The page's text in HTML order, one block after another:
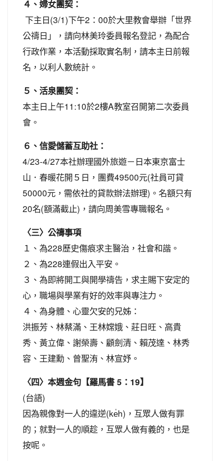
４、婦女團契：
下主日(3/1)下午2：00於大里教會舉辦「世界
公禱日」，請向林美玲委員報名登記，為配合
行政作業，本活動採取實名制，請本主日前報
名，以利人數統計。
５、活泉團契：
本主日上午11:10於2樓A教室召開第二次委員
會。
６、信愛儲蓄互助社：
4/23-4/27本社辦理國外旅遊－日本東京富士
山．春暖花開５日，團費49500元(社員可貸
50000元，需依社的貸款辦法辦理)。名額只有
20名(額滿截止)，請向周美雪專職報名。
〈三〉公禱事項
１、為228歷史傷痕求主醫治，社會和諧。
２、為228連假出入平安。
３、為即將開工與開學禱告，求主賜下安定的
心，職場與學業有好的效率與專注力。
４、為身體、心靈欠安的兄姊：
洪振芳、林蔡滿、王林嫦娥、莊日旺、高貴
秀、黃立偉、謝榮壽、顧劍清、賴茂達、林秀
容、王建勳、曾聖洧、林宣妤。
〈四〉本週金句【羅馬書 5：19】
(台語)
因為親像對一人的違逆(ke̍h)，互眾人做有罪
的；就對一人的順趁，互眾人做有義的，也是
按呢。